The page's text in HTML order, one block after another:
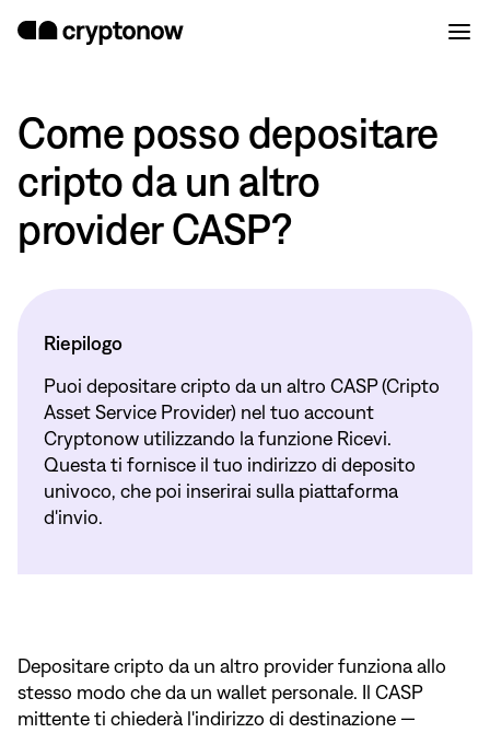
Come posso depositare
cripto da un altro
provider CASP?
Riepilogo
Puoi depositare cripto da un altro CASP (Cripto
Asset Service Provider) nel tuo account
Cryptonow utilizzando la funzione Ricevi.
Questa ti fornisce il tuo indirizzo di deposito
univoco, che poi inserirai sulla piattaforma
d'invio.
Depositare cripto da un altro provider funziona allo
stesso modo che da un wallet personale. Il CASP
mittente ti chiederà l'indirizzo di destinazione —